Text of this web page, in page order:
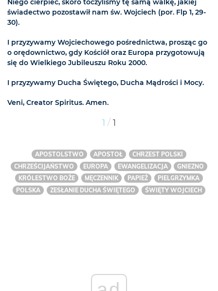
Niego cierpieć, skoro toczyliśmy tę samą walkę, jakiej
świadectwo pozostawił nam św. Wojciech (por. Flp 1, 29-
30).
I przyzywamy Wojciechowego pośrednictwa, prosząc go
o orędownictwo, gdy Kościół oraz Europa przygotowują
się do Wielkiego Jubileuszu Roku 2000.
I przyzywamy Ducha Świętego, Ducha Mądrości i Mocy.
Veni, Creator Spiritus. Amen.
1 / 1
APOSTOLSTWO APOSTOŁ
CHRZEST POLSKI
CHRZEŚCIJAŃSTWO
EUROPA EWANGELIZACJA
GNIEZNO
KRÓLESTWO BOŻE
MĘCZENNIK PAPIEŻ
PIELGRZYMKA
POLSKA
ZESŁANIE DUCHA ŚWIĘTEGO ŚWIĘTY WOJCIECH